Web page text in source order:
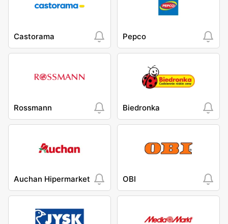
Castorama Pepco
Rossmann Biedronka
Auchan Hipermarket OBI